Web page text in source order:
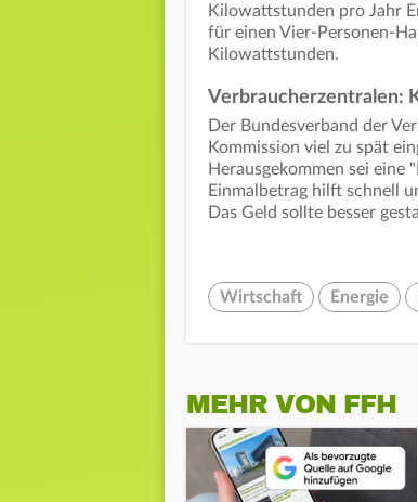
Kilowattstunden pro Jahr
für einen Vier-Personen-
Kilowattstunden.
Verbraucherzentralen:
Der Bundesverband der
Kommission viel zu spät
Herausgekommen sei
Einmalbetrag hilft schnell
Das Geld sollte besser
Wirtschaft Energie
MEHR VON FFH